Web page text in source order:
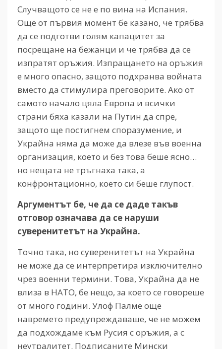
Случващото се не е по вина на Испания.
Още от първия момент бе казано, че трябва
да се подготви голям капацитет за
посрещане на бежанци и че трябва да се
изпратят оръжия. Изпращането на оръжия
е много опасно, защото подхранва войната
вместо да стимулира преговорите. Ако от
самото начало цяла Европа и всички
страни бяха казали на Путин да спре,
защото ще постигнем споразумение, и
Украйна няма да може да влезе във военна
организация, което и без това беше ясно…
но нещата не тръгнаха така, а
конфронтационно, което си беше глупост.
Аргументът бе, че да се даде такъв
отговор означава да се наруши
суверенитетът на Украйна.
Точно така, но суверенитетът на Украйна
не може да се интерпретира изключително
чрез военни термини. Това, Украйна да не
влиза в НАТО, бе нещо, за което се говореше
от много години. Улоф Палме още
навремето предупреждаваше, че не можем
да подхождаме към Русия с оръжия, а с
неутралитет. Подписаните Мински